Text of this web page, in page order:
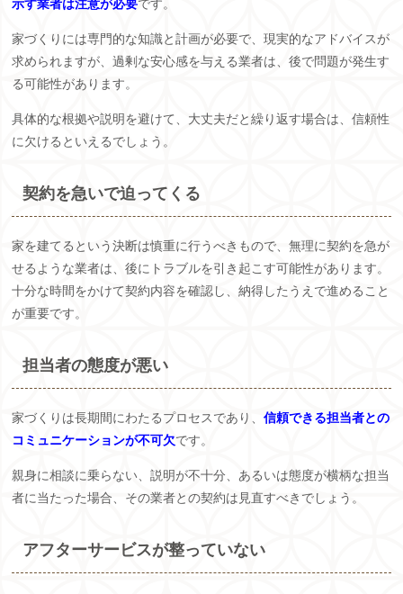
示す業者は注意が必要です。
家づくりには専門的な知識と計画が必要で、現実的なアドバイスが
求められますが、過剰な安心感を与える業者は、後で問題が発生す
る可能性があります。
具体的な根拠や説明を避けて、大丈夫だと繰り返す場合は、信頼性
に欠けるといえるでしょう。
契約を急いで迫ってくる
家を建てるという決断は慎重に行うべきもので、無理に契約を急が
せるような業者は、後にトラブルを引き起こす可能性があります。
十分な時間をかけて契約内容を確認し、納得したうえで進めること
が重要です。
担当者の態度が悪い
家づくりは長期間にわたるプロセスであり、信頼できる担当者との
コミュニケーションが不可欠です。
親身に相談に乗らない、説明が不十分、あるいは態度が横柄な担当
者に当たった場合、その業者との契約は見直すべきでしょう。
アフターサービスが整っていない